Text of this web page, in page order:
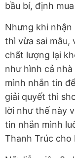
bầu bí, định
Nhưng khi nhận
thì vừa sai mẫu,
chất lượng lại
như hình cả nhà
mình nhắn tin
giải quyết thì
lời như thế này
tin nhắn mình
Thanh Trúc cho